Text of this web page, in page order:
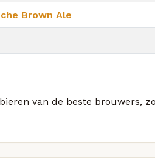
Brown Ale
van de beste brouwers,